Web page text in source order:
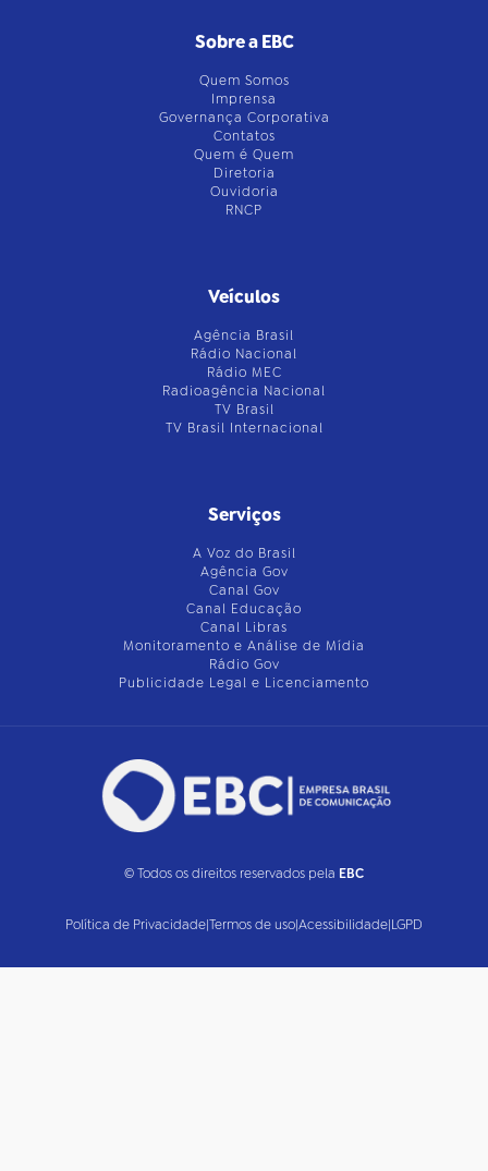
Sobre a EBC
Quem Somos
Imprensa
Governança Corporativa
Contatos
Quem é Quem
Diretoria
Ouvidoria
RNCP
Veículos
Agência Brasil
Rádio Nacional
Rádio MEC
Radioagência Nacional
TV Brasil
TV Brasil Internacional
Serviços
A Voz do Brasil
Agência Gov
Canal Gov
Canal Educação
Canal Libras
Monitoramento e Análise de Mídia
Rádio Gov
Publicidade Legal e Licenciamento
© Todos os direitos reservados pela EBC
Política de Privacidade|Termos de uso|Acessibilidade|LGPD